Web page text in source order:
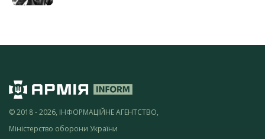
© 2018 - 2026, ІНФОРМАЦІЙНЕ АГЕНТСТВО,
Міністерство оборони України